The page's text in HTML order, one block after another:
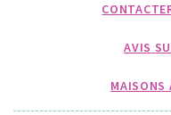
AVIS
MAISONS